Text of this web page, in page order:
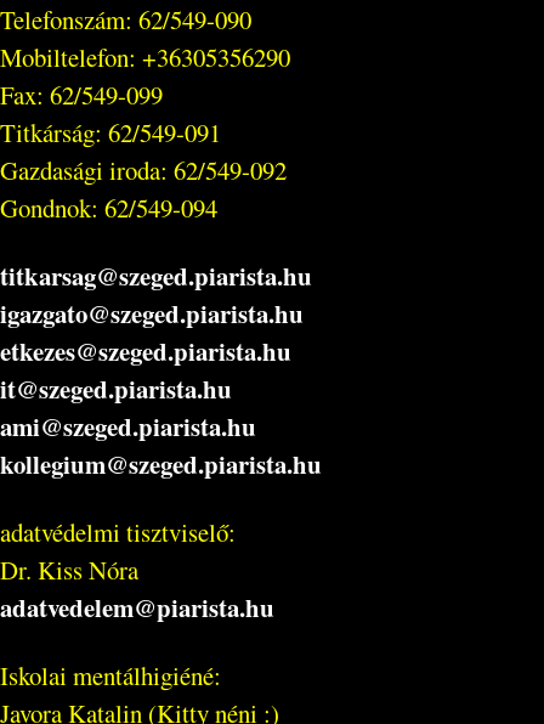
Telefonszám: 62/549-090
Mobiltelefon: +36305356290
Fax: 62/549-099
Titkárság: 62/549-091
Gazdasági iroda: 62/549-092
Gondnok: 62/549-094
titkarsag@szeged.piarista.hu
igazgato@szeged.piarista.hu
etkezes@szeged.piarista.hu
it@szeged.piarista.hu
ami@szeged.piarista.hu
kollegium@szeged.piarista.hu
adatvédelmi tisztviselő:
Dr. Kiss Nóra
adatvedelem@piarista.hu
Iskolai mentálhigiéné:
Javora Katalin (Kitty néni :)